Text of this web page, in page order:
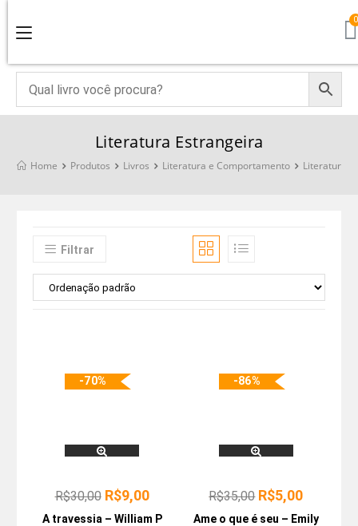
Literatura Estrangeira
Home Produtos Livros Literatura e Comportamento Literatura
Filtrar
-70%
R$30,00 R$9,00
A travessia – William P
-86%
R$35,00 R$5,00
Ame o que é seu – Emily